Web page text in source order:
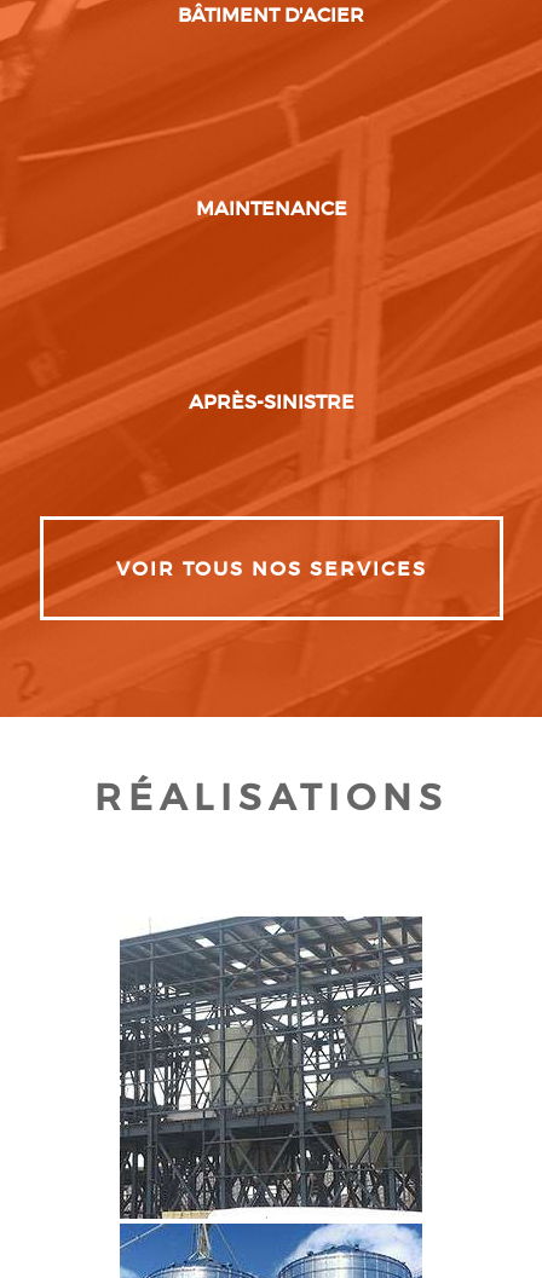
BÂTIMENT D'ACIER
MAINTENANCE
APRÈS-SINISTRE
VOIR TOUS NOS SERVICES
RÉALISATIONS
CLIQUEZ POUR AGRANDIR